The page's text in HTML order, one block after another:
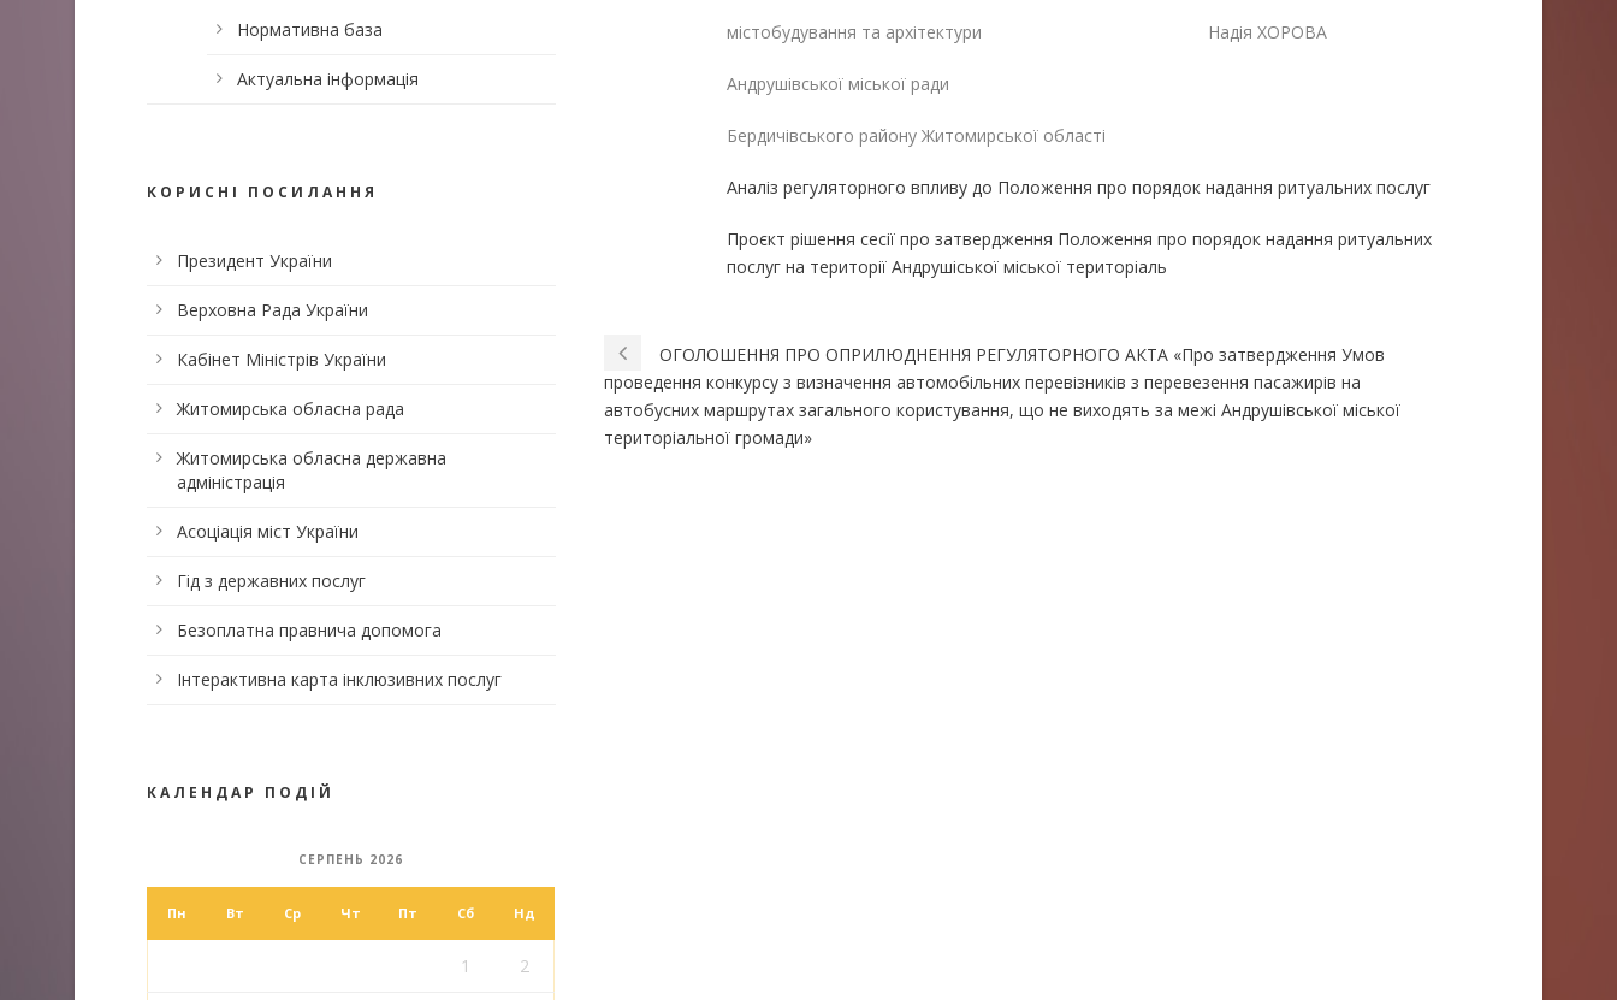
містобудування та архітектури Надія ХОРОВА
Андрушівської міської ради
Бердичівського району Житомирської області
Аналіз регуляторного впливу до Положення про порядок надання ритуальних послуг
Проєкт рішення сесії про затвердження Положення про порядок надання ритуальних
послуг на території Андрушіської міської територіаль
ОГОЛОШЕННЯ ПРО ОПРИЛЮДНЕННЯ РЕГУЛЯТОРНОГО АКТА «Про затвердження Умов
проведення конкурсу з визначення автомобільних перевізників з перевезення пасажирів на
автобусних маршрутах загального користування, що не виходять за межі Андрушівської міської
територіальної громади»
Нормативна база
Актуальна інформація
КОРИСНІ ПОСИЛАННЯ
Президент України
Верховна Рада України
Кабінет Міністрів України
Житомирська обласна рада
Житомирська обласна державна
адміністрація
Асоціація міст України
Гід з державних послуг
Безоплатна правнича допомога
Інтерактивна карта інклюзивних послуг
КАЛЕНДАР ПОДІЙ
СЕРПЕНЬ 2026
Пн Вт Ср Чт Пт Сб Нд
1 2